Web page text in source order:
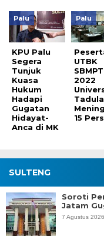
Palu
KPU Palu
Segera
Tunjuk
Kuasa
Hukum
Hadapi
Gugatan
Hidayat-
Anca di MK
Palu
UTBK
2022
15
SULTENG
Soroti
Jatam
7 Agustus